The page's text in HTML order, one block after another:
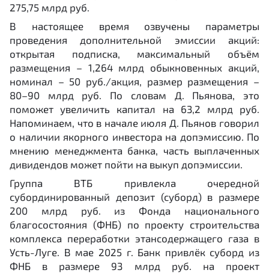
275,75 млрд руб.
В настоящее время озвучены параметры
проведения дополнительной эмиссии акций:
открытая подписка, максимальный объём
размещения – 1,264 млрд обыкновенных акций,
номинал – 50 руб./акция, размер размещения ­–
80–90 млрд руб. По словам Д. Пьянова, это
поможет увеличить капитал на 63,2 млрд руб.
Напоминаем, что в начале июля Д. Пьянов говорил
о наличии якорного инвестора на допэмиссию. По
мнению менеджмента банка, часть выплаченных
дивидендов может пойти на выкуп допэмиссии.
Группа ВТБ привлекла очередной
субординированный депозит (суборд) в размере
200 млрд руб. из Фонда национального
благосостояния (ФНБ) по проекту строительства
комплекса переработки этансодержащего газа в
Усть-Луге. В мае 2025 г. Банк привлёк суборд из
ФНБ в размере 93 млрд руб. на проект